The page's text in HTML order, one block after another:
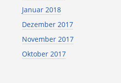
Januar 2018
Dezember 2017
November 2017
Oktober 2017